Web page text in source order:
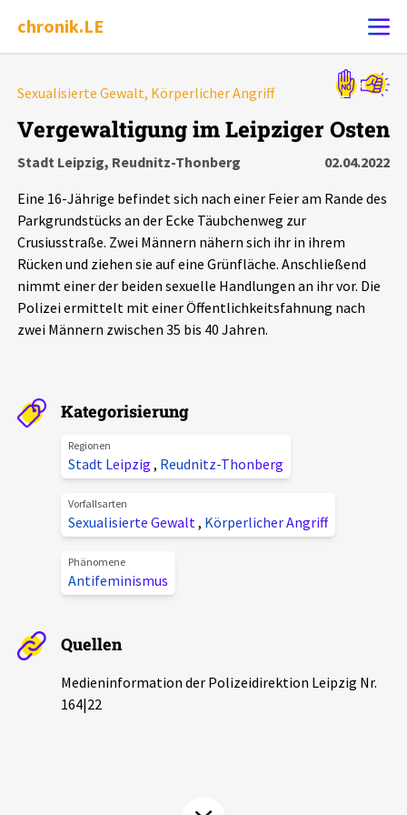
chronik.LE
Ereignis melden
Chronik
Dossiers
Leipziger Zustände
Schlaglichter
Aktuelles
Alle Beiträge
Veranstaltungen
Podcasts
Projektbeschreibung
Kontakt
Spenden
chronik.LE in der Presse
Sexualisierte Gewalt, Körperlicher Angriff
Vergewaltigung im Leipziger Osten
Stadt Leipzig, Reudnitz-Thonberg
02.04.2022
Eine 16-Jährige befindet sich nach einer Feier am Rande des
Parkgrundstücks an der Ecke Täubchenweg zur
Crusiusstraße. Zwei Männern nähern sich ihr in ihrem
Rücken und ziehen sie auf eine Grünfläche. Anschließend
nimmt einer der beiden sexuelle Handlungen an ihr vor. Die
Polizei ermittelt mit einer Öffentlichkeitsfahnung nach
zwei Männern zwischen 35 bis 40 Jahren.
Kategorisierung
Regionen
Stadt Leipzig , Reudnitz-Thonberg
Vorfallsarten
Sexualisierte Gewalt, Körperlicher Angriff
Phänomene
Antifeminismus
Quellen
Medieninformation der Polizeidirektion Leipzig Nr.
164|22
Alle Ereignisse
Ereignisse
Ereignisse Statistik
Exportieren